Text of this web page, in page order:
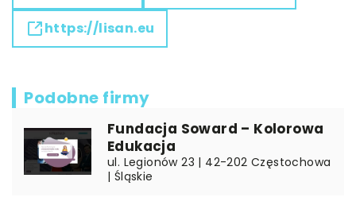
https://lisan.eu
Podobne firmy
Fundacja Soward – Kolorowa
Edukacja
ul. Legionów 23 | 42-202 Częstochowa
| Śląskie